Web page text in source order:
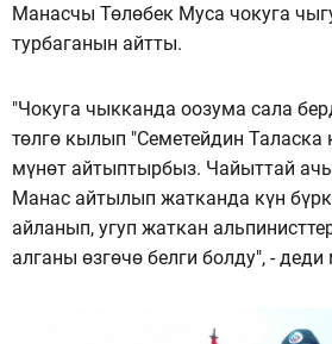
Манасчы Төлөбек Муса чокуга
турбаганын айтты.
"Чокуга чыкканда оозума сала
төлгө кылып "Семетейдин Таласка
мүнөт айтыптырбыз. Чайыттай
Манас айтылып жатканда күн
айланып, угуп жаткан
алганы өзгөчө белги болду", -